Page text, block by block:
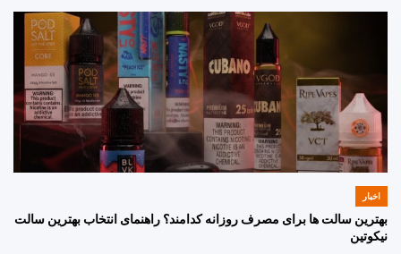
POSTED
اخبار
بهترین سالت ها برای مصرف روزانه کدامند؟ راهنمای انتخاب بهترین سالت
نیکوتین